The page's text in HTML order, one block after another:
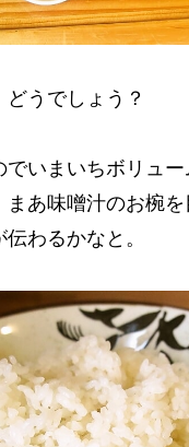
うでしょう？
でいまいちボリュ
あ味噌汁のお椀を
わるかなと。